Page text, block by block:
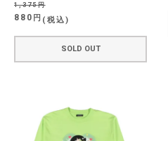
1,375
880 税込
SOLD OUT